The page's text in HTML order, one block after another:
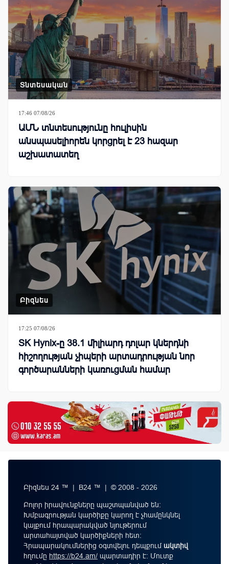
Տնտեսական
17:46 07/08/26
ԱՄՆ տնտեսությունը հուլիսին
անսպասելիորեն կորցրել է 23 հազար
աշխատատեղ
Բիզնես
17:25 07/08/26
SK Hynix-ը 38.1 միլիարդ դոլար կներդնի
հիշողության չիպերի արտադրության նոր
գործարանների կառուցման համար
Բիզնես 24 ™ | B24 ™ | © 2008 - 2026
Բոլոր իրավունքները պաշտպանված են:
Խմբագրության կարծիքը կարող է չհամընկնել
կայքում հրապարակված նյութերում
արտահայտված կարծիքների հետ:
Հրապարակումներից օգտվելու դեպքումակտիվ
հղումը https://b24.am/ պարտադիր է: Մուտք